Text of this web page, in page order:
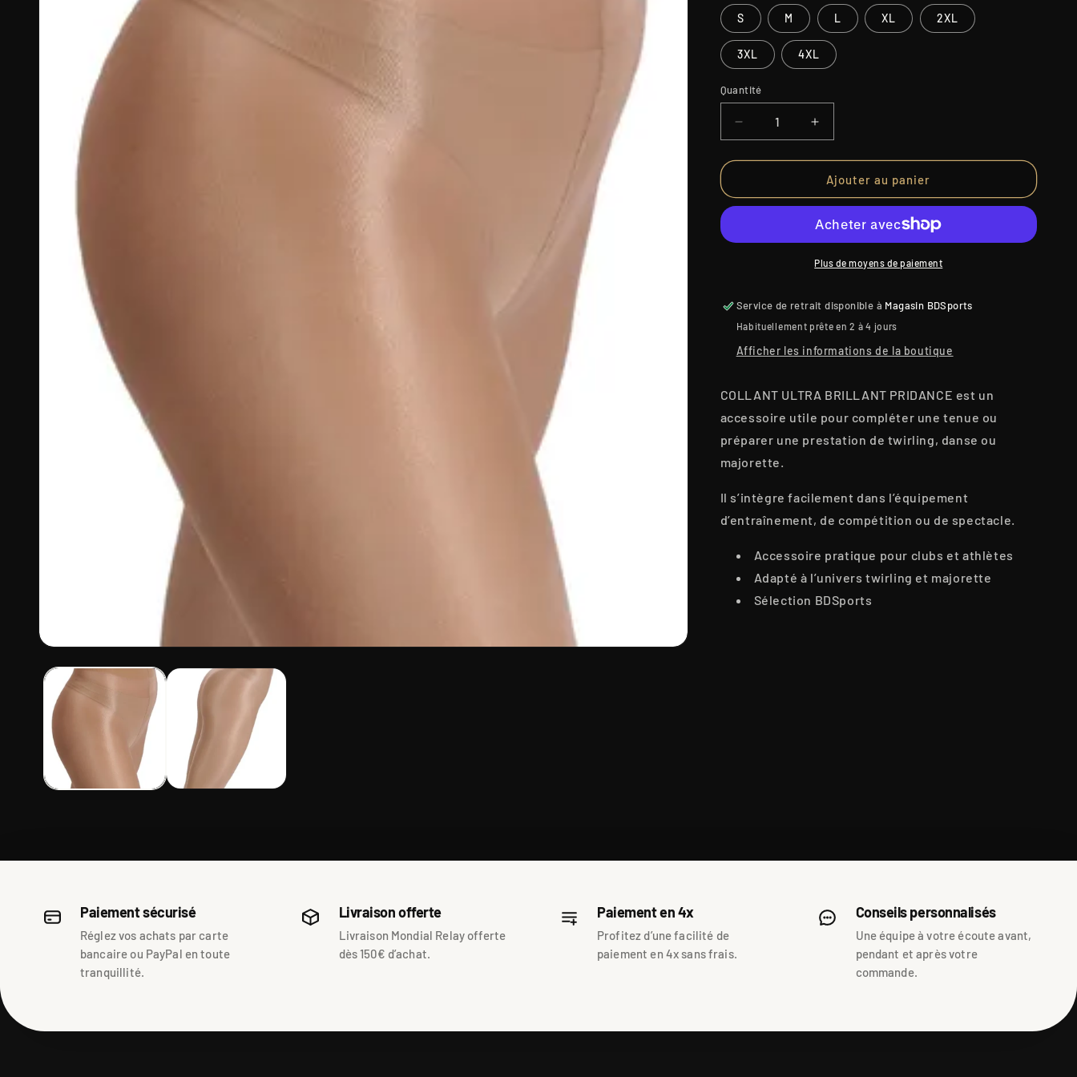
S M L XL 2XL
3XL 4XL
Quantité
Quantité
Réduire
la
quantité
COLLANT
PRIDANCE
Augmenter
la
quantité
de
COLLANT
BRILLANT
PRIDANCE
Ajouter au panier
Plus de moyens de paiement
Service de retrait disponible à Magasin BDSports
Habituellement prête en 2 à 4 jours
Afficher les informations de la boutique
COLLANT ULTRA BRILLANT PRIDANCE est un
accessoire utile pour compléter une tenue ou
préparer une prestation de twirling, danse ou
majorette.
Il s’intègre facilement dans l’équipement
d’entraînement, de compétition ou de spectacle.
Accessoire pratique pour clubs et athlètes
Adapté à l’univers twirling et majorette
Sélection BDSports
Paiement sécurisé
Réglez vos achats par carte
bancaire ou PayPal en toute
tranquillité.
Livraison offerte
Livraison Mondial Relay offerte
dès 150€ d’achat.
Paiement en 4x
Profitez d’une facilité de
paiement en 4x sans frais.
Conseils personnalisés
Une équipe à votre écoute avant,
pendant et après votre
commande.